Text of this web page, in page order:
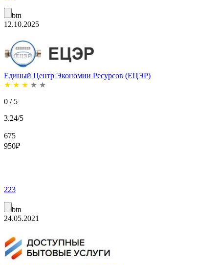
btn
12.10.2025
Единый Центр Экономии Ресурсов (ЕЦЭР)
★ ★ ★ ★ ★
0 / 5
3.24/5
675
950₽
223
btn
24.05.2021